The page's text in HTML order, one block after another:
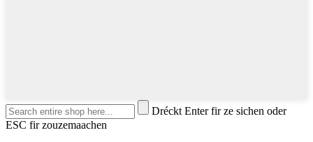
Dréckt Enter fir ze sichen oder
ESC fir zouzemaachen